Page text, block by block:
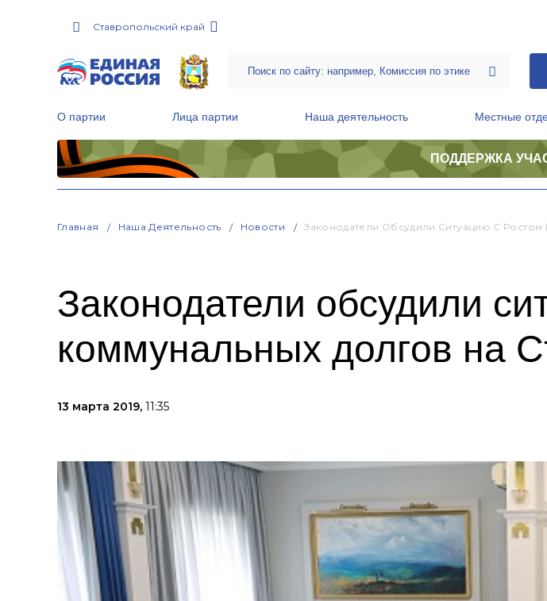
Ставропольский край
О партии Лица партии Наша деятельность Местные
ПОДДЕРЖКА
Главная Наша Деятельность Новости Законодатели Обсудили Ситуацию С
Законодатели обсудили
коммунальных долгов на
13 марта 2019, 11:35